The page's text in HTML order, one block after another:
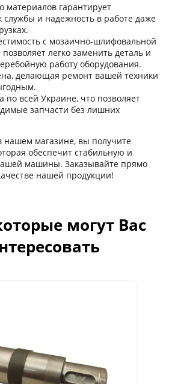
материалов гарантирует
службы и надежность в работе даже
с мозаично-шлифовальной
легко заменить деталь и
работу оборудования.
делающая ремонт вашей техники
по всей Украине, что позволяет
запчасти без лишних
нашем магазине, вы получите
обеспечит стабильную и
машины. Заказывайте прямо
нашей продукции!
могут Вас